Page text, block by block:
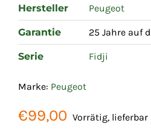
Hersteller Peugeot
Garantie 25 Jahre auf
Serie Fidji
Marke: Peugeot
€99,00 Vorrätig,